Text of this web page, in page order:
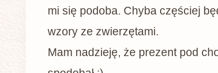
mi się podoba. Chyba częściej
wzory ze zwierzętami.
Mam nadzieję, że prezent pod